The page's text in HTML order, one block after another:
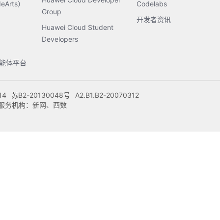
）
体平台
Group
Huawei Cloud Student
Developers
Codelabs
开发者资讯
苏B2-20130048号
A2.B1.B2-20070312
务机构：新网、西数